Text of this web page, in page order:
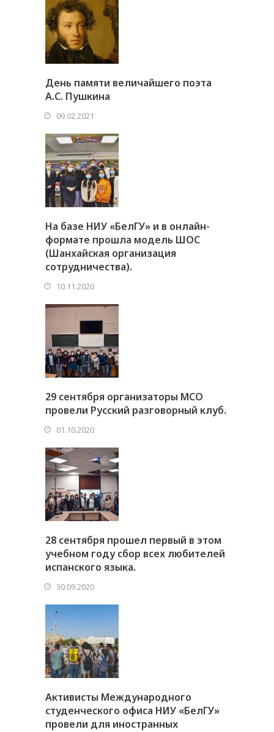
День памяти величайшего поэта
А.С. Пушкина
09.02.2021
На базе НИУ «БелГУ» и в онлайн-
формате прошла модель ШОС
(Шанхайская организация
сотрудничества).
10.11.2020
29 сентября организаторы МСО
провели Русский разговорный клуб.
01.10.2020
28 сентября прошел первый в этом
учебном году сбор всех любителей
испанского языка.
30.09.2020
Активисты Международного
студенческого офиса НИУ «БелГУ»
провели для иностранных